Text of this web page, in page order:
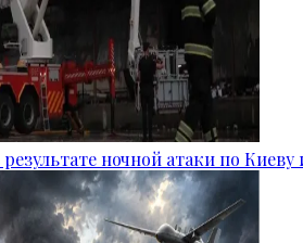
результате ночной атаки по Киеву